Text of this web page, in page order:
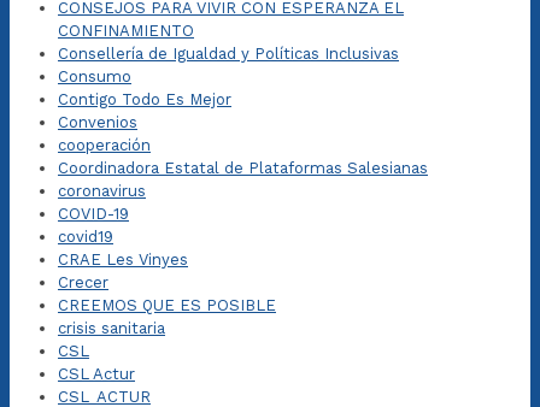
CONSEJOS PARA VIVIR CON ESPERANZA EL
CONFINAMIENTO
Consellería de Igualdad y Políticas Inclusivas
Consumo
Contigo Todo Es Mejor
Convenios
cooperación
Coordinadora Estatal de Plataformas Salesianas
coronavirus
COVID-19
covid19
CRAE Les Vinyes
Crecer
CREEMOS QUE ES POSIBLE
crisis sanitaria
CSL
CSL Actur
CSL_ACTUR